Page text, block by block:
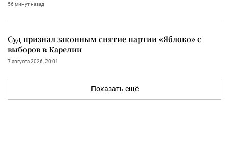
56 минут назад
Суд признал законным снятие партии «Яблоко» с
выборов в Карелии
7 августа 2026, 20:01
Показать ещё